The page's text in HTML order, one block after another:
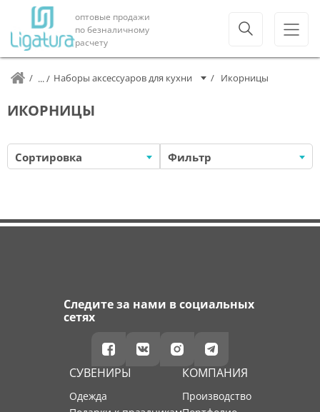
оптовые продажи
по безналичному
расчету
Наборы аксессуаров для кухни Икорницы
ИКОРНИЦЫ
Сортировка Фильтр
Следите за нами в социальных
сетях
СУВЕНИРЫ
Одежда
КОМПАНИЯ
производство